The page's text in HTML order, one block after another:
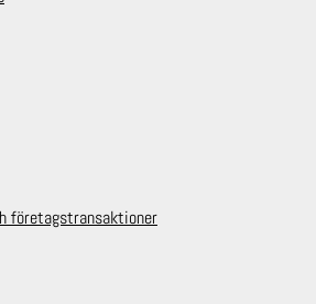
företagstransaktioner